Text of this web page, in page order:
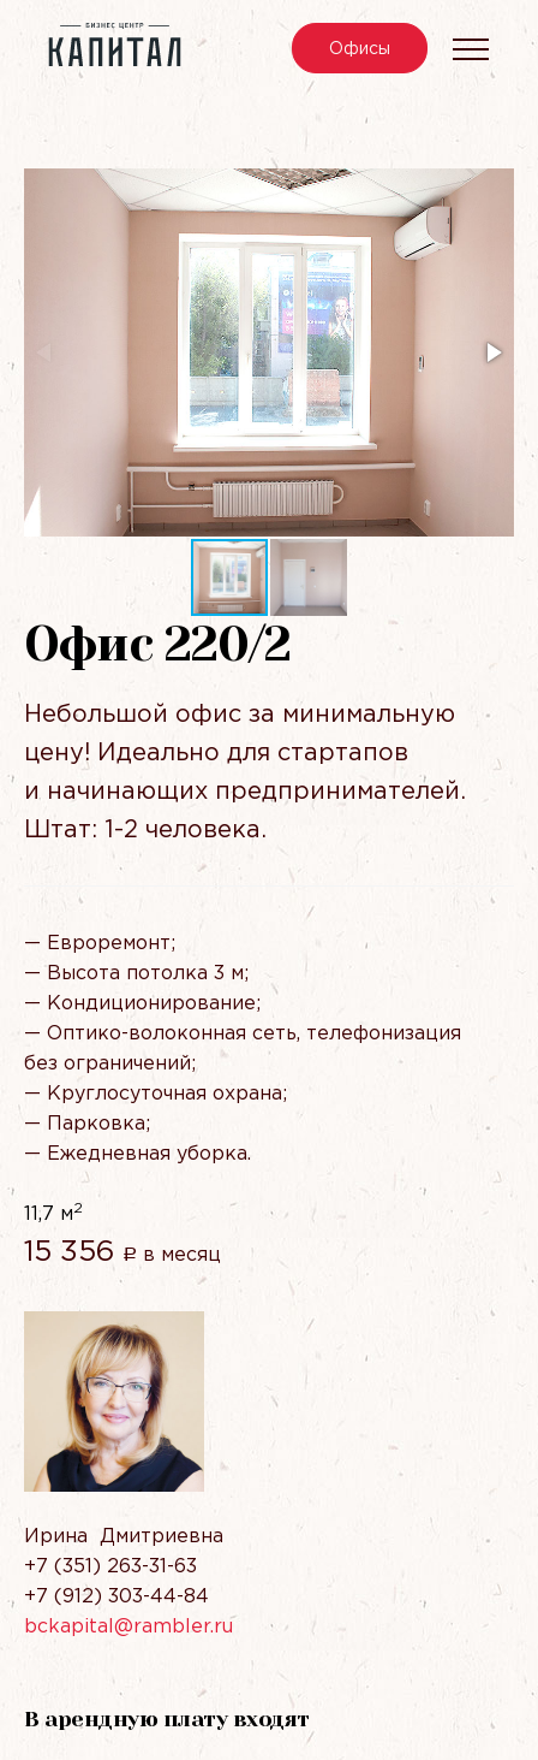
Офисы
Офис 220/2
Небольшой офис за минимальную
цену! Идеально для стартапов
и начинающих предпринимателей.
Штат: 1-2 человека.
— Евроремонт;
— Высота потолка 3 м;
— Кондиционирование;
— Оптико-волоконная сеть, телефонизация
без ограничений;
— Круглосуточная охрана;
— Парковка;
— Ежедневная уборка.
11,7 м2
15 356 Р в месяц
Ирина Дмитриевна
‭+7 (351) 263-31-63
‭‭‭+7 (912) 303-44-84‬
bckapital@rambler.ru
В арендную плату входят